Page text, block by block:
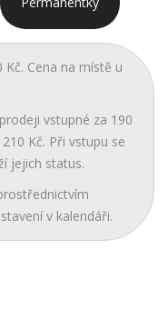
Cena na místě u
vstupné za 190
Kč. Při vstupu se
jejich status.
v kalendáři.